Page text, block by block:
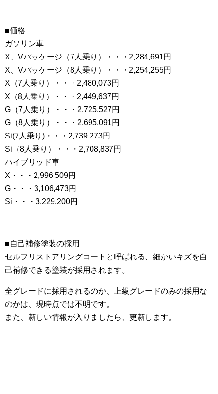
■価格
ガソリン車
X、Vパッケージ（7人乗り）・・・2,284,691円
X、Vパッケージ（8人乗り）・・・2,254,255円
X（7人乗り）・・・2,480,073円
X（8人乗り）・・・2,449,637円
G（7人乗り）・・・2,725,527円
G（8人乗り）・・・2,695,091円
Si(7人乗り)・・・2,739,273円
Si（8人乗り）・・・2,708,837円
ハイブリッド車
X・・・2,996,509円
G・・・3,106,473円
Si・・・3,229,200円
■自己補修塗装の採用
セルフリストアリングコートと呼ばれる、細かいキズを自
己補修できる塗装が採用されます。
全グレードに採用されるのか、上級グレードのみの採用な
のかは、現時点では不明です。
また、新しい情報が入りましたら、更新します。